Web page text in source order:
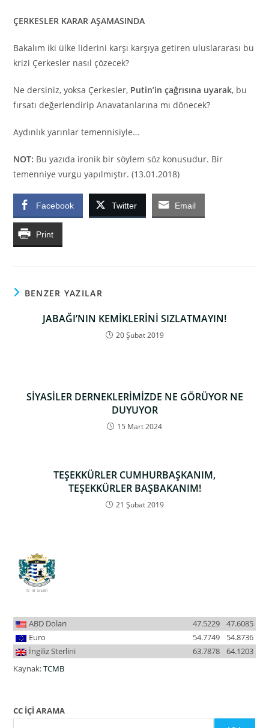
ÇERKESLER KARAR AŞAMASINDA
Bakalım iki ülke liderini karşı karşıya getiren uluslararası bu
krizi Çerkesler nasıl çözecek?
Ne dersiniz, yoksa Çerkesler, Putin’in çağrısına uyarak, bu
fırsatı değerlendirip Anavatanlarına mı dönecek?
Aydınlık yarınlar temennisiyle…
NOT: Bu yazıda ironik bir söylem söz konusudur. Bir
temenniye vurgu yapılmıştır. (13.01.2018)
Facebook Twitter Email
Print
BENZER YAZILAR
JABAĞI’NIN KEMİKLERİNİ SIZLATMAYIN!
20 Şubat 2019
SİYASİLER DERNEKLERİMİZDE NE GÖRÜYOR NE
DUYUYOR
15 Mart 2024
TEŞEKKÜRLER CUMHURBAŞKANIM,
TEŞEKKÜRLER BAŞBAKANIM!
21 Şubat 2019
ABD Doları 47.6085
47.5229
Euro
54.8736
54.7749
İngiliz Sterlini
64.1203
63.7878
Kaynak:TCMB
CC İÇİ ARAMA